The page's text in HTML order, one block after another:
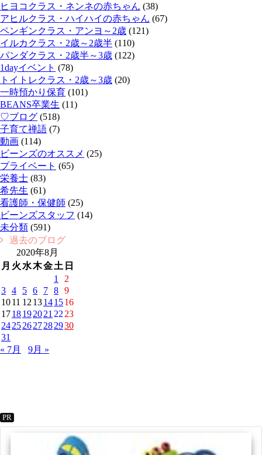
ヒヨコクラス・ネンネの赤ちゃん (38)
アヒルクラス・ハイハイの赤ちゃん (67)
ペンギンクラス・アンヨ～2歳 (121)
イルカクラス・2歳～2歳半 (110)
パンダクラス・2歳半～3歳 (122)
1dayイベント (78)
トイトレクラス・2歳～3歳 (20)
一時預かり保育 (101)
BEANS卒業生 (11)
♡ブログ (518)
子育て禅語 (7)
動画 (114)
ビーンズのオススメ (25)
プライベート (65)
栄養士 (83)
希先生 (61)
看護師・保健師 (25)
ビーンズスタッフ (14)
未分類 (591)
過去のブログ
2020年8月
月 火 水木金土 日
1
2
3 4 5 6 7 8 9
1011 12 13141516
1718192021 22 23
24252627282930
31
« 7月
9月 »
PR